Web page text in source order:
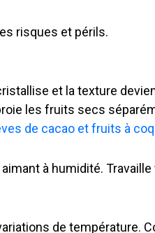
risques et périls.
et la texture
les fruits secs
de cacao et fruits à
à humidité.
de température.